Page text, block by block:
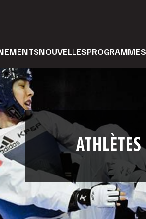
NOUVELLESPROGRAMMES
ATHLÈTES